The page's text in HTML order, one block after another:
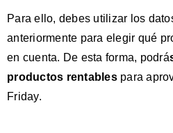
Para ello, debes utilizar los
anteriormente para elegir qué
en cuenta. De esta forma, podrá
productos rentablespara
Friday.